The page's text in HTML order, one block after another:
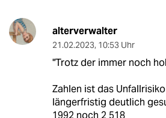
alterverwalter
21.02.2023, 10:53 Uhr
"Trotz der immer noch
Zahlen ist das
längerfristig deutlich
1992 noch 2 518